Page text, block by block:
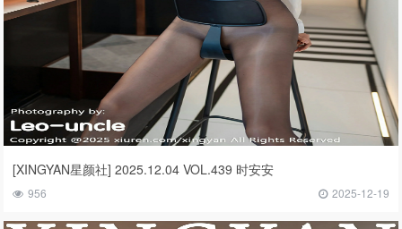
[XINGYAN星颜社] 2025.12.04 VOL.439 时安安
956 2025-12-19